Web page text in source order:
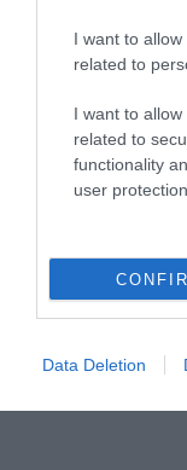
I want to
related to
I want to
related to
functionality
user protection.
Data Deletion
Értékeld Te is!